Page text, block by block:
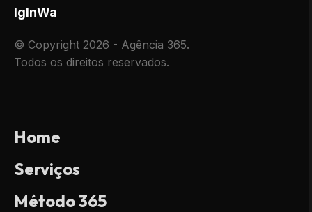
IgInWa
© Copyright 2026 - Agência 365.
Todos os direitos reservados.
Home
Serviços
Método 365